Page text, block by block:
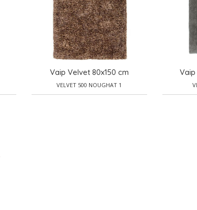
Vaip Velvet 80x150 cm
VELVET 500 NOUGHAT 1
Vaip